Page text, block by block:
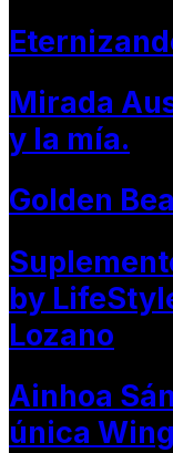
Mirada
y la mía.
Golden
by
Lozano
Ainhoa
única